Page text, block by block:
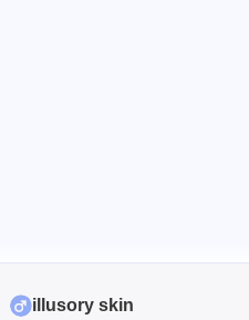
illusory skin